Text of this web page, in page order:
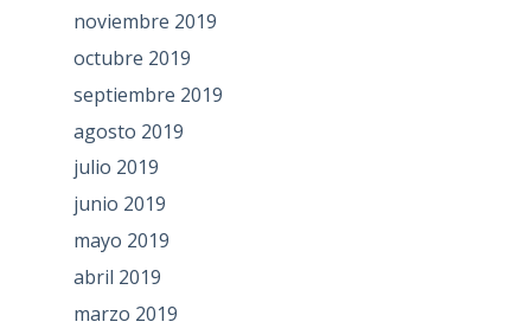
noviembre 2019
octubre 2019
septiembre 2019
agosto 2019
julio 2019
junio 2019
mayo 2019
abril 2019
marzo 2019